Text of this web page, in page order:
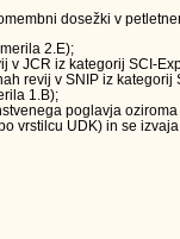
dosežki v
2.E);
v JCR iz kategorij SCI-
revij v SNIP iz
1.B);
poglavja
vrstilcu UDK) in se